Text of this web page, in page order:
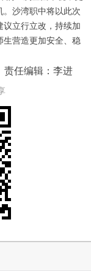
沙湾职中将以此次
议立行立改，持续加
生营造更加安全、稳
责任编辑：李进